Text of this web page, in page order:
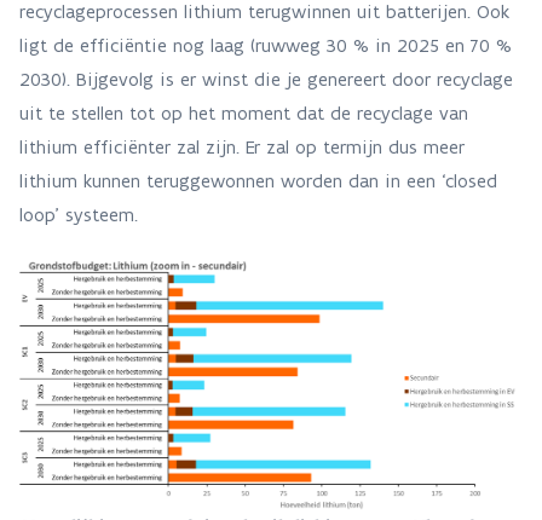
recyclageprocessen lithium terugwinnen uit batterijen. Ook
ligt de efficiëntie nog laag (ruwweg 30 % in 2025 en 70 %
2030). Bijgevolg is er winst die je genereert door recyclage
uit te stellen tot op het moment dat de recyclage van
lithium efficiënter zal zijn. Er zal op termijn dus meer
lithium kunnen teruggewonnen worden dan in een ‘closed
loop’ systeem.